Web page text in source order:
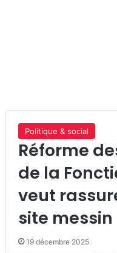
Politique & social
Réforme
de la
veut
site messin
19 décembre 2025